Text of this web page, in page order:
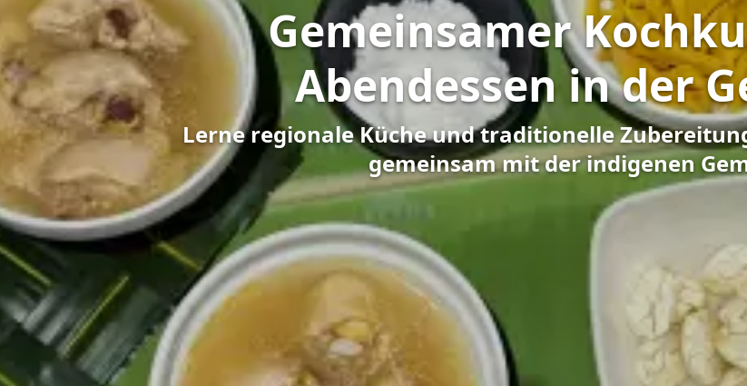
Gemeinsamer
Abendessen in der
Lerne regionale Küche und traditionelle
gemeinsam mit der indigenen